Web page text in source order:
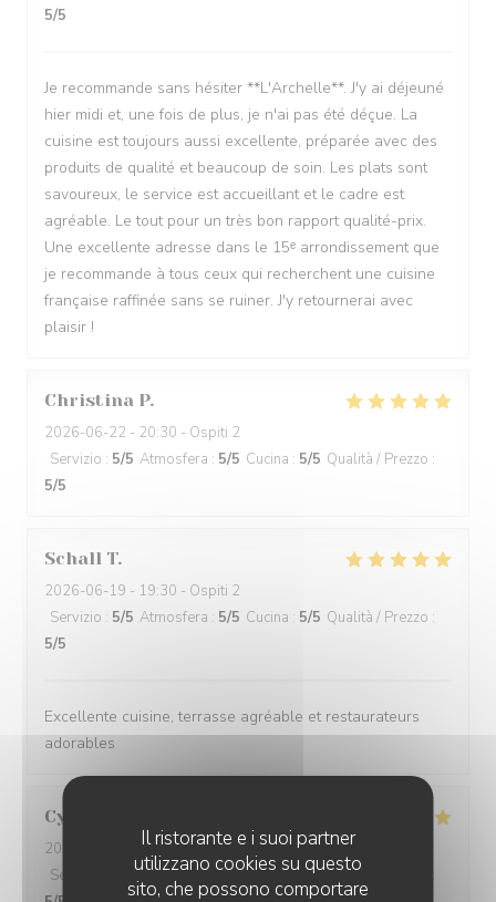
Il ristorante e i suoi partner
utilizzano cookies su questo
sito, che possono comportare
5/5
Je recommande sans hésiter **L'Archelle**. J'y ai déjeuné
hier midi et, une fois de plus, je n'ai pas été déçue. La
cuisine est toujours aussi excellente, préparée avec des
produits de qualité et beaucoup de soin. Les plats sont
savoureux, le service est accueillant et le cadre est
agréable. Le tout pour un très bon rapport qualité-prix.
Une excellente adresse dans le 15ᵉ arrondissement que
je recommande à tous ceux qui recherchent une cuisine
française raffinée sans se ruiner. J'y retournerai avec
plaisir !
Christina P
2026-06-22 - 20:30 - Ospiti 2
Servizio : 5/5 Atmosfera : 5/5 Cucina : 5/5 Qualità / Prezzo :
5/5
Schall T
2026-06-19 - 19:30 - Ospiti 2
Servizio : 5/5 Atmosfera : 5/5 Cucina : 5/5 Qualità / Prezzo :
5/5
Excellente cuisine, terrasse agréable et restaurateurs
adorables
Cynda Grant
2026-06-15
- 19:30 - Ospiti 5
Servizio
Atmosfera 5/5 Cucina: 5/5 Qualità / Prezzo